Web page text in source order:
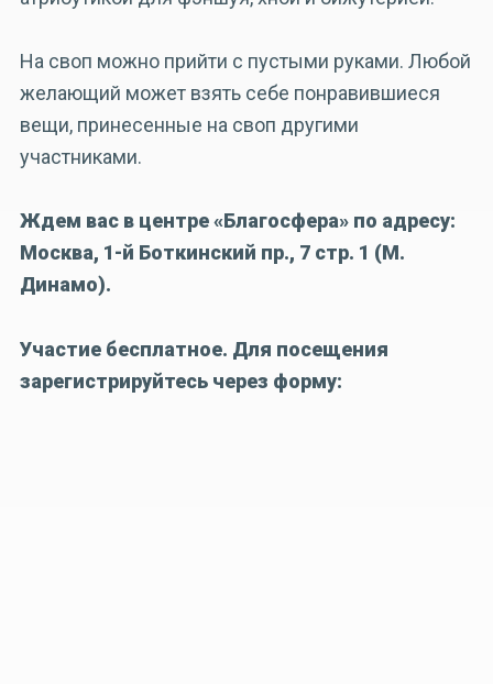
На своп можно прийти с пустыми руками. Любой
желающий может взять себе понравившиеся
вещи, принесенные на своп другими
участниками.
Ждем вас в центре «Благосфера» по адресу:
Москва, 1-й Боткинский пр., 7 стр. 1 (М.
Динамо).
Участие бесплатное. Для посещения
зарегистрируйтесь через форму: